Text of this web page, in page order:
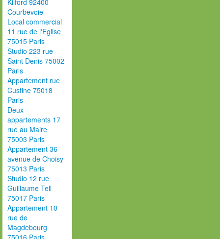
Kilford 92400
Courbevoie
Local commercial
11 rue de l'Eglise
75015 Paris
Studio 223 rue
Saint Denis 75002
Paris
Appartement rue
Custine 75018
Paris
Deux
appartements 17
rue au Maire
75003 Paris
Appartement 36
avenue de Choisy
75013 Paris
Studio 12 rue
Guillaume Tell
75017 Paris
Appartement 10
rue de
Magdebourg
75016 Paris